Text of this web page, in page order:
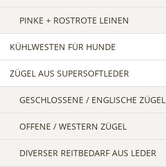
PINKE + ROSTROTE LEINEN
KÜHLWESTEN FÜR HUNDE
ZÜGEL AUS SUPERSOFTLEDER
GESCHLOSSENE / ENGLISCHE ZÜGEL
OFFENE / WESTERN ZÜGEL
DIVERSER REITBEDARF AUS LEDER